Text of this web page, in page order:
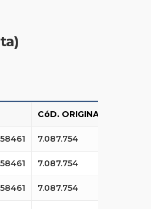
CóD. ORIGINAL
7.087.754
7.087.754
7.087.754